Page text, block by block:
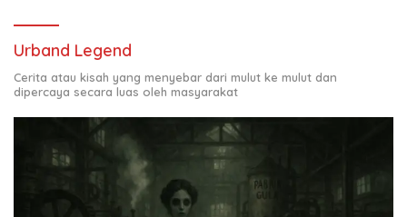
Urband Legend
Cerita atau kisah yang menyebar dari mulut ke mulut dan
dipercaya secara luas oleh masyarakat